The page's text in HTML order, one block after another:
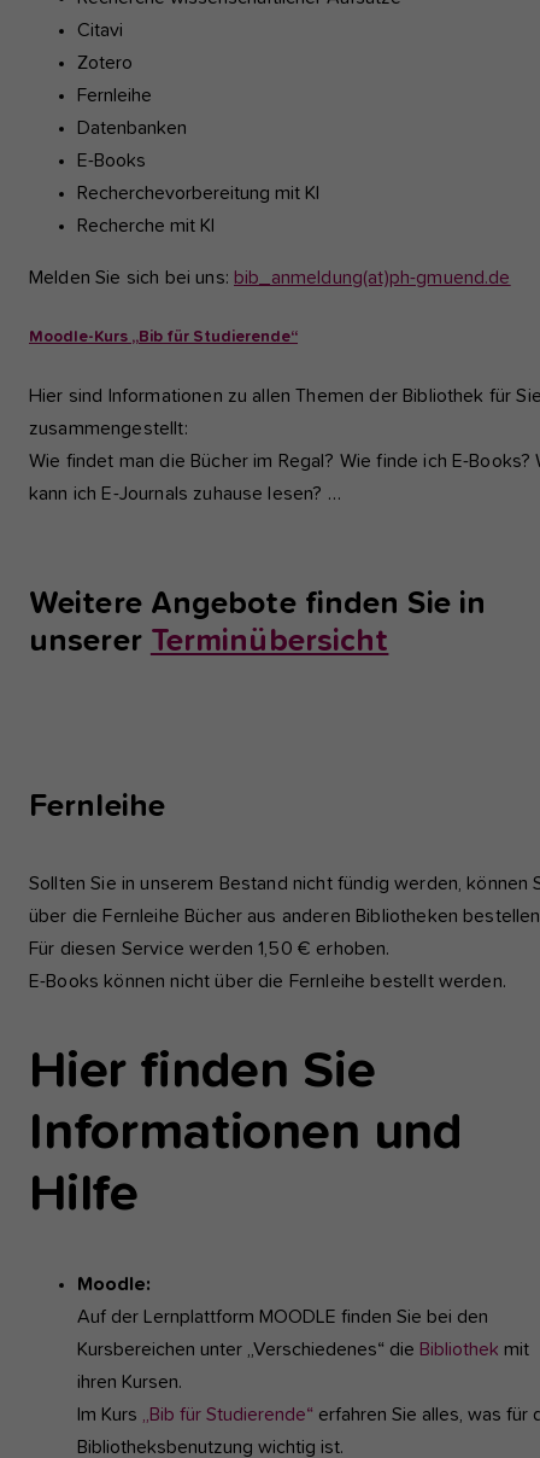
Citavi
Zotero
Fernleihe
Datenbanken
E-Books
Recherchevorbereitung mit KI
Recherche mit KI
Melden Sie sich bei uns: bib_anmeldung(at)ph-gmuend.de
Moodle-Kurs „Bib für Studierende“
Hier sind Informationen zu allen Themen der Bibliothek für
zusammengestellt:
Wie findet man die Bücher im Regal? Wie finde ich E-Books?
kann ich E-Journals zuhause lesen? …
Weitere Angebote finden Sie in
unserer Terminübersicht
Fernleihe
Sollten Sie in unserem Bestand nicht fündig werden, können
über die Fernleihe Bücher aus anderen Bibliotheken
Für diesen Service werden 1,50 € erhoben.
E-Books können nicht über die Fernleihe bestellt werden.
Hier finden Sie
Informationen und
Hilfe
Moodle:
Auf der Lernplattform MOODLE finden Sie bei den
Kursbereichen unter „Verschiedenes“ die Bibliothek mit
ihren Kursen.
Im Kurs
„Bib für Studierende“ erfahren Sie alles, was für
Bibliotheksbenutzung wichtig ist.